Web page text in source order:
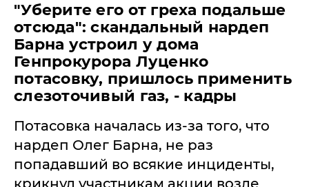
"Уберите его от греха подальше
отсюда": скандальный нардеп
Барна устроил у дома
Генпрокурора Луценко
потасовку, пришлось применить
слезоточивый газ, - кадры
Потасовка началась из-за того, что
нардеп Олег Барна, не раз
попадавший во всякие инциденты,
крикнул участникам акции возле